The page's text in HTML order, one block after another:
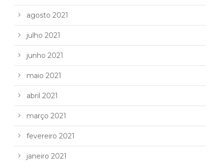
agosto 2021
julho 2021
junho 2021
maio 2021
abril 2021
março 2021
fevereiro 2021
janeiro 2021